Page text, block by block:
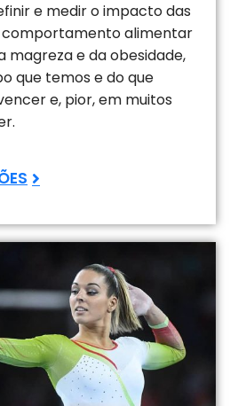
e medir o impacto das
alimentar
magreza e da obesidade,
que temos e do que
e, pior, em muitos